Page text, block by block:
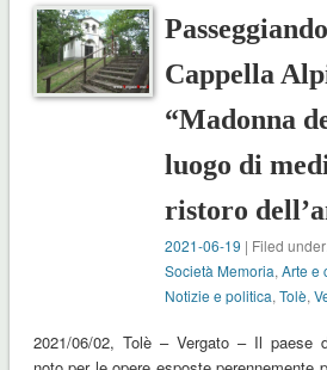
Cappella
“Madonna
luogo di
ristoro
2021-06-19 | Filed
Società Memoria,Arte e
Notizie e politica,Tolè,
2021/06/02, Tolè – Vergato – Il paese